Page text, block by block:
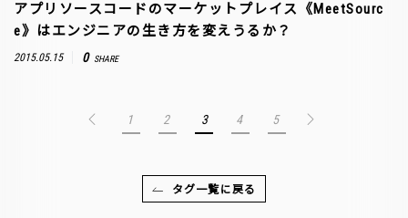
アプリソースコードのマーケットプレイス《MeetSourc
e》はエンジニアの生き方を変えうるか？
2015.05.15 0 SHARE
1 2 3 4 5
タグ一覧に戻る